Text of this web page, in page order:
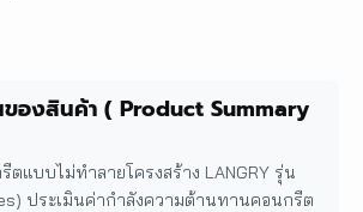
องสินค้า ( Product Summary
แบบไม่ทำลายโครงสร้าง LANGRY รุ่น
ประเมินค่ากำลังความต้านทานคอนกรีต